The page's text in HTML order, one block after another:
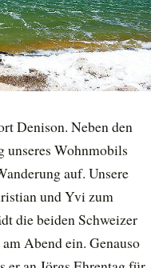
Denison. Neben den
unseres Wohnmobils
auf. Unsere
und Yvi zum
die beiden Schweizer
Abend ein. Genauso